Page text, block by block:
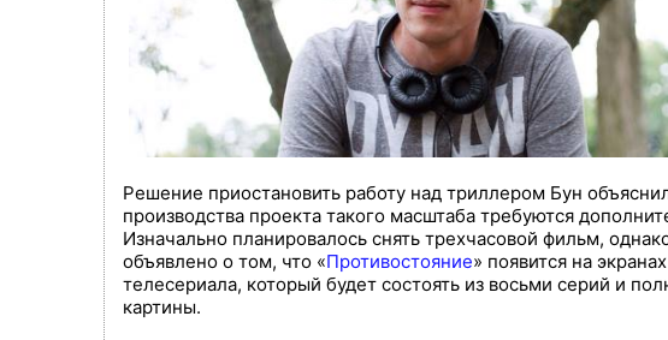
Решение приостановить работу над триллером Бун
производства проекта такого масштаба требуются
Изначально планировалось снять трехчасовой фильм,
объявлено о том, что «Противостояние» появится на
телесериала, который будет состоять из восьми серий и
картины.